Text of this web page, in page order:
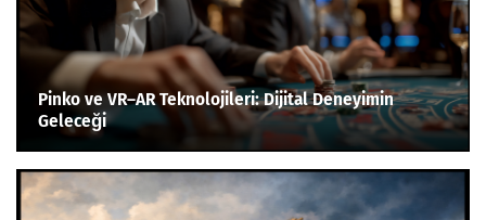
Pinko ve VR–AR Teknolojileri: Dijital Deneyimin
Geleceği